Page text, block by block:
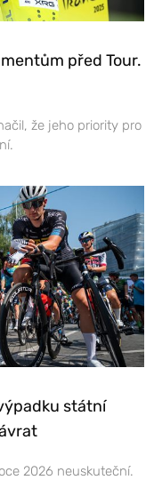
před Tour.
že jeho priority pro
státní
2026 neuskuteční.